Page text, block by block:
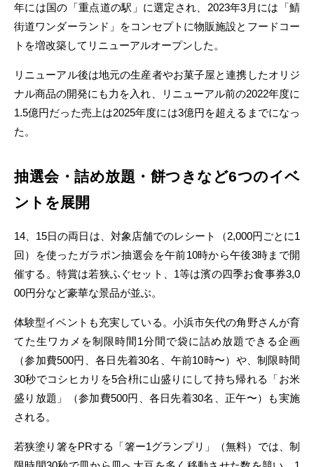
年には国の「重点道の駅」に選定され、2023年3月には「鯖
街道ワンダーランド」をコンセプトに物販施設とフードコー
トを増改築してリニューアルオープンした。
リニューアル後は地元の生産者やお菓子屋と連携したオリジ
ナル商品の開発にも力を入れ、リニューアル前の2022年度に
1.5億円だった売上は2025年度には3億円を超えるまでになっ
た。
抽選会・詰め放題・餅つきなど6つのイベ
ントを展開
14、15日の両日は、対象店舗でのレシート（2,000円ごとに1
回）を使ったガラポン抽選会を午前10時から午後3時まで開
催する。特賞は若狭ふぐセット、1等は濱の四季お食事券3,0
00円分など豪華な景品が並ぶ。
体験型イベントも充実している。小浜市矢代の角野さんが育
てた生ワカメを制限時間1分間で袋に詰め放題できる企画
（参加費500円、各日先着30名、午前10時〜）や、制限時間
30秒でコシヒカリを5合枡に山盛りにして持ち帰れる「お米
盛り放題」（参加費500円、各日先着30名、正午〜）も実施
される。
若狭塗り箸をPRする「箸ー1グランプリ」（無料）では、制